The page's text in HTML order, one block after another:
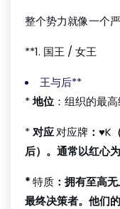
整个势力就像一个
**1. 国王 / 女王
王与后**
*地位 ：组织的最高
*对应对应牌 ： ♥K
后）。通常以红心
*特质 ：拥有至高
最终决策者。他们